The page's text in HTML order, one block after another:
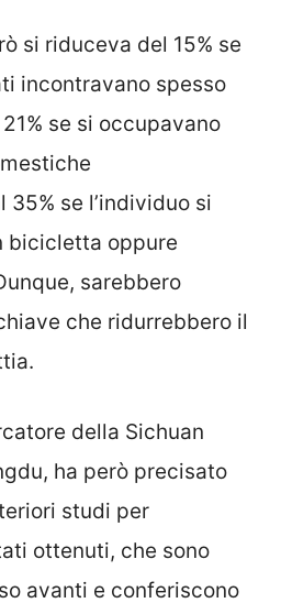
si riduceva del 15% se
incontravano spesso
se si occupavano
se l’individuo si
bicicletta oppure
sarebbero
che ridurrebbero il
della Sichuan
ha però precisato
studi per
ottenuti, che sono
avanti e conferiscono